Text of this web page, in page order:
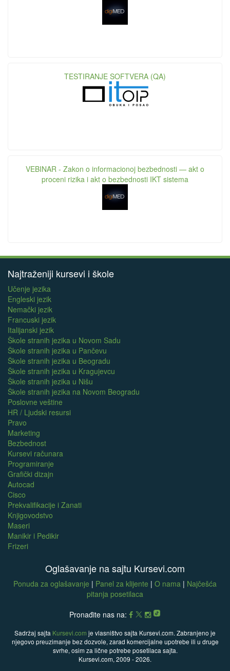
TESTIRANJE SOFTVERA (QA)
VEBINAR - Zakon o informacionoj bezbednosti — akt o
proceni rizika i akt o bezbednosti IKT sistema
Najtraženiji kursevi i škole
Učenje jezika
Engleski jezik
Nemački jezik
Francuski jezik
Italijanski jezik
Škole stranih jezika u Novom Sadu
Škole stranih jezika u Pančevu
Škole stranih jezika u Beogradu
Škole stranih jezika u Kragujevcu
Škole stranih jezika u Nišu
Škole stranih jezika na Novom Beogradu
Poslovne veštine
HR / Ljudski resursi
Pravo
Marketing
Bezbednost
Kursevi računara
Programiranje
Grafički dizajn
Autocad
Cisco
Prekvalifikacije i Zanati
Knjigovodstvo
Maseri
Manikir i Pedikir
Frizeri
Oglašavanje na sajtu Kursevi.com
Ponuda za oglašavanje | Panel za klijente | O nama | Najčešća
pitanja posetilaca
Pronađite nas na:
Sadržaj sajta Kursevi.com je vlasništvo sajta Kursevi.com. Zabranjeno je
njegovo preuzimanje bez dozvole, zarad komercijalne upotrebe ili u druge
svrhe, osim za lične potrebe posetilaca sajta.
Kursevi.com, 2009 - 2026.